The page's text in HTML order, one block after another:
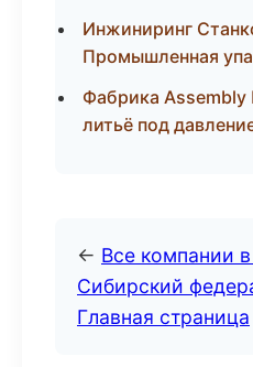
Инжиниринг
Промышленная
Фабрика
литьё под
← Все компании
Сибирский
Главная страница